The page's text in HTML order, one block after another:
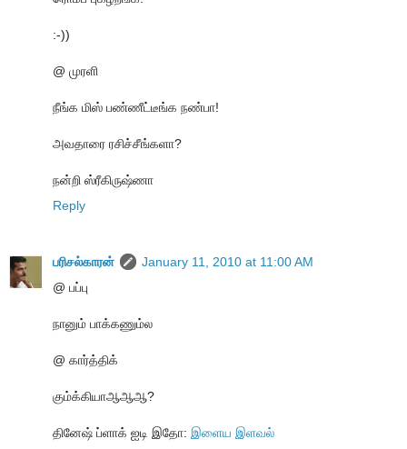
:-))
@ முரளி
நீங்க மிஸ் பண்ணீட்டீங்க நண்பா!
அவதாரை ரசிச்சீங்களா?
நன்றி ஸ்ரீகிருஷ்ணா
Reply
பரிசல்காரன்
January 11, 2010 at 11:00 AM
@ பப்பு
நானும் பாக்கணும்ல
@ கார்த்திக்
கும்க்கியாஆஆஆ?
தினேஷ் ப்ளாக் ஐடி இதோ: இளைய இளவல்